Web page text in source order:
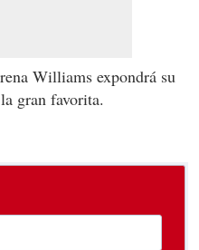
Williams expondrá su
gran favorita.